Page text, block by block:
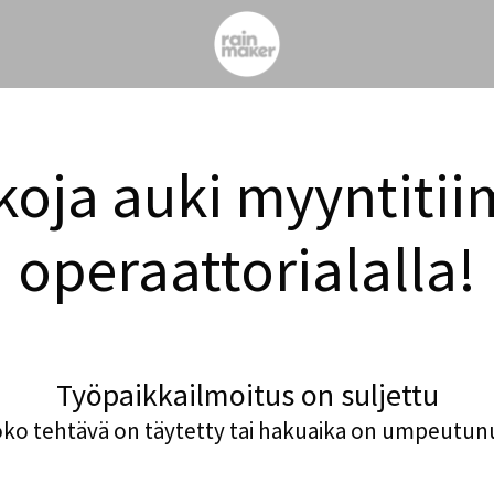
auki
operaattorialalla!
Työpaikkailmoitus on suljettu
tehtävä on täytetty tai hakuaika on